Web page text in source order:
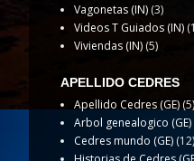
Vagonetas (IN) (3)
Videos T Guiados (IN)
Viviendas (IN) (5)
APELLIDO CEDRES
Apellido Cedres (GE) (5)
Arbol genealogico (GE)
Cedres mundo (GE) (12)